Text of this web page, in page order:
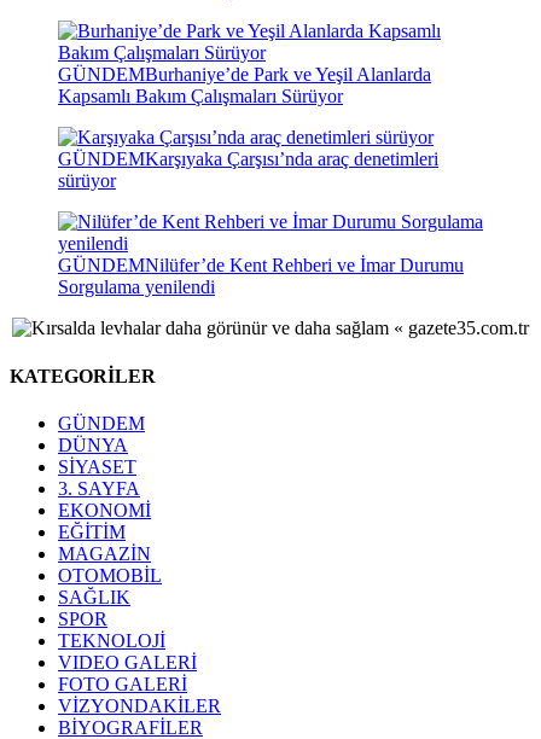
GÜNDEMBurhaniye’de Park ve Yeşil Alanlarda
Kapsamlı Bakım Çalışmaları Sürüyor
GÜNDEMKarşıyaka Çarşısı’nda araç denetimleri
sürüyor
GÜNDEMNilüfer’de Kent Rehberi ve İmar Durumu
Sorgulama yenilendi
KATEGORİLER
GÜNDEM
DÜNYA
SİYASET
3. SAYFA
EKONOMİ
EĞİTİM
MAGAZİN
OTOMOBİL
SAĞLIK
SPOR
TEKNOLOJİ
VIDEO GALERİ
FOTO GALERİ
VİZYONDAKİLER
BİYOGRAFİLER